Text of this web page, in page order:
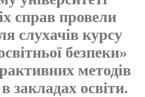
справ провели
слухачів курсу
безпеки»
методів
закладах освіти.